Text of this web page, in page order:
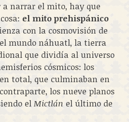
a narrar el mito, hay que
el mito prehispánico
con la cosmovisión de
mundo náhuatl, la tierra
que dividía al universo
cósmicos: los
total, que culminaban en
los nueve planos
el Mictlán el último de